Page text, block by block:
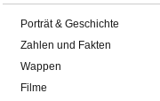
Porträt & Geschichte
Zahlen und Fakten
Wappen
Filme